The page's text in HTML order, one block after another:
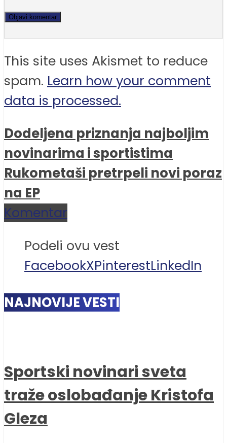
This site uses Akismet to reduce
spam. Learn how your comment
data is processed.
Dodeljena priznanja najboljim
novinarima i sportistima
Rukometaši pretrpeli novi poraz
na EP
Komentar
Podeli ovu vest
FacebookXPinterestLinkedIn
NAJNOVIJE VESTI
Sportski novinari sveta
traže oslobađanje Kristofa
Gleza